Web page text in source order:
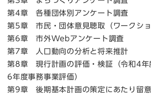
​第4章 各種団体別アンケート調査
第5章 市民・団体意見聴取（ワークショ
​第6章 市外Webアンケート調査
第7章 人口動向の分析と将来推計
第8章 現行計画の評価・検証（令和4年
6年度事務事業評価）
第9章 後期基本計画の策定にあたり留